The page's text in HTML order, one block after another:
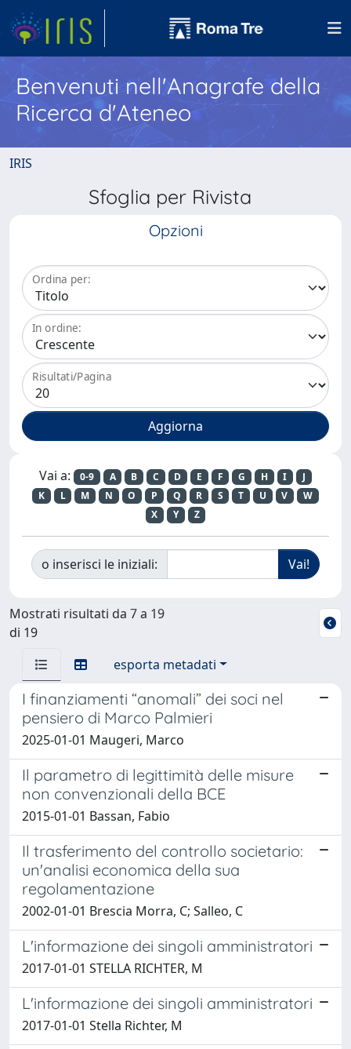
Benvenuti nell'Anagrafe della
Ricerca d'Ateneo
IRIS
Sfoglia per Rivista
Opzioni
Ordina per:
In ordine:
Risultati/Pagina
Vai a: 0-9 A B C D E F G H I
J
K
L M N O P Q R S T U V
W
X
Y Z
o inserisci le iniziali:
Mostrati risultati da 7 a 19
di 19
esporta metadati
I finanziamenti “anomali” dei soci nel
pensiero di Marco Palmieri
2025-01-01 Maugeri, Marco
Il parametro di legittimità delle misure
non convenzionali della BCE
2015-01-01 Bassan, Fabio
Il trasferimento del controllo societario:
un'analisi economica della sua
regolamentazione
2002-01-01 Brescia Morra, C; Salleo, C
L'informazione dei singoli amministratori
2017-01-01 STELLA RICHTER, M
L'informazione dei singoli amministratori
2017-01-01 Stella Richter, M